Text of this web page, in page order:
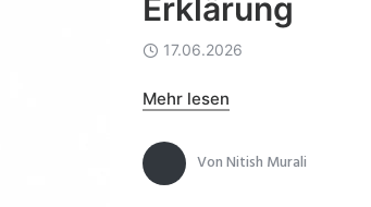
Erklärung
17.06.2026
Mehr lesen
VonNitish Murali